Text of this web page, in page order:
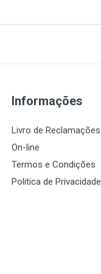
Informações
Livro de Reclamações
On-line
Termos e Condições
Politica de Privacidade